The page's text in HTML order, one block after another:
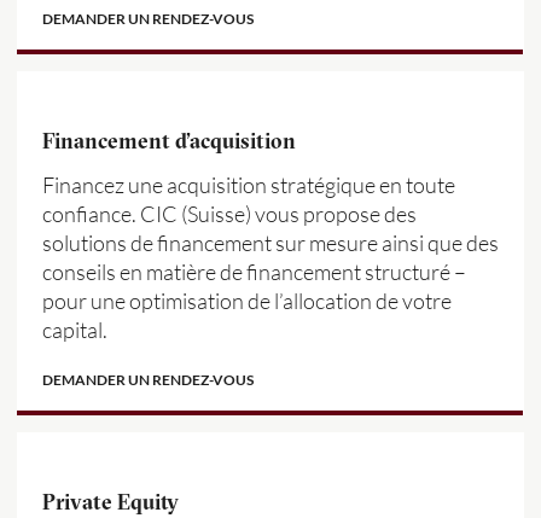
DEMANDER UN RENDEZ-VOUS
Financement d’acquisition
Financez une acquisition stratégique en toute
confiance. CIC (Suisse) vous propose des
solutions de financement sur mesure ainsi que des
conseils en matière de financement structuré –
pour une optimisation de l’allocation de votre
capital.
DEMANDER UN RENDEZ-VOUS
Private Equity